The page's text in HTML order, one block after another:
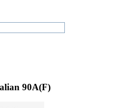
90A(F)